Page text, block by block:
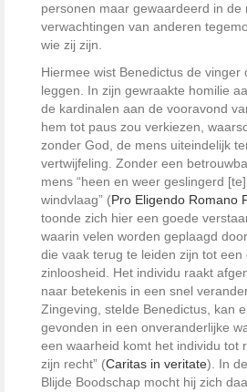
personen maar gewaardeerd in de
verwachtingen van anderen
wie zij zijn.
Hiermee wist Benedictus de vinger
leggen. In zijn gewraakte homilie
de kardinalen aan de vooravond
hem tot paus zou verkiezen,
zonder God, de mens uiteindelijk
vertwijfeling. Zonder een
mens “heen en weer geslingerd
windvlaag” (Pro Eligendo Romano
toonde zich hier een goede
waarin velen worden geplaagd
die vaak terug te leiden zijn tot een
zinloosheid. Het individu raakt
naar betekenis in een snel
Zingeving, stelde Benedictus, kan
gevonden in een onveranderlijke
een waarheid komt het individu tot
zijn recht” (Caritas in veritate). In
Blijde Boodschap mocht hij zich